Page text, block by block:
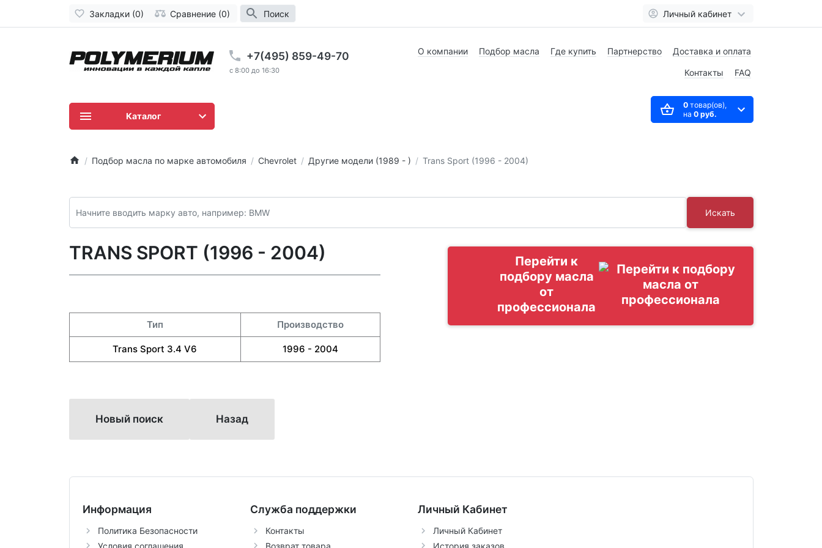
Закладки (0) Сравнение (0) Поиск Личный кабинет
+7(495) 859-49-70
c 8:00 до 16:30
О компании Подбор масла Где купить Партнерство Доставка и оплата
Контакты FAQ
0товар(ов),
на 0 руб.
Каталог
Подбор масла по марке автомобиля Chevrolet Другие модели (1989 - ) Trans Sport (1996 - 2004)
Искать
TRANS SPORT (1996 - 2004)
Тип Производство
Trans Sport 3.4 V6 1996 - 2004
Перейти к
подбору масла
от
профессионала
Новый поиск Назад
Информация
Политика Безопасности
Условия соглашения
Служба поддержки
Контакты
Возврат товара
Личный Кабинет
Личный Кабинет
История заказов